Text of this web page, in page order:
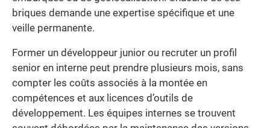
briques demande une expertise spécifique et une
veille permanente.
Former un développeur junior ou recruter un profil
senior en interne peut prendre plusieurs mois, sans
compter les coûts associés à la montée en
compétences et aux licences d’outils de
développement. Les équipes internes se trouvent